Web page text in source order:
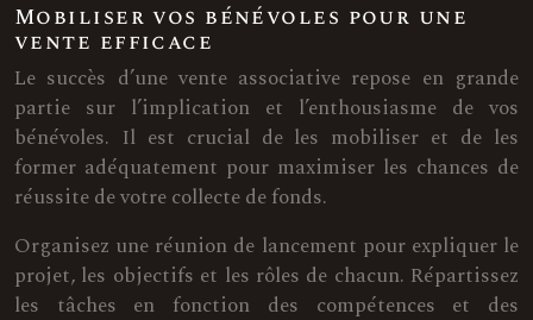
Mobiliser vos bénévoles pour une
vente efficace
Le succès d’une vente associative repose en grande
partie sur l’implication et l’enthousiasme de vos
bénévoles. Il est crucial de les mobiliser et de les
former adéquatement pour maximiser les chances de
réussite de votre collecte de fonds.
Organisez une réunion de lancement pour expliquer le
projet, les objectifs et les rôles de chacun. Répartissez
les tâches en fonction des compétences et des